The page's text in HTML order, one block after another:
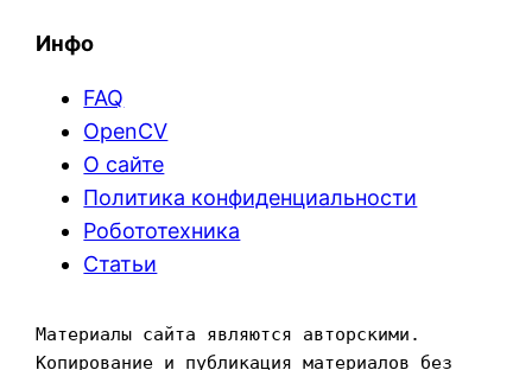
Инфо
FAQ
OpenCV
О сайте
Политика конфиденциальности
Робототехника
Статьи
Материалы сайта являются авторскими.
Копирование и публикация материалов без